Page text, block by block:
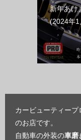
新年あけ
2024年1
カービューティープ
のお店です。
自動車の外装の車磨